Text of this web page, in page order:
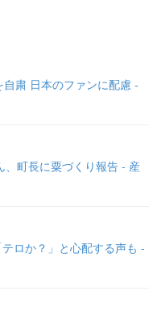
粛 日本のファンに配慮 -
、町長に粟づくり報告 - 産
ロか？」と心配する声も -